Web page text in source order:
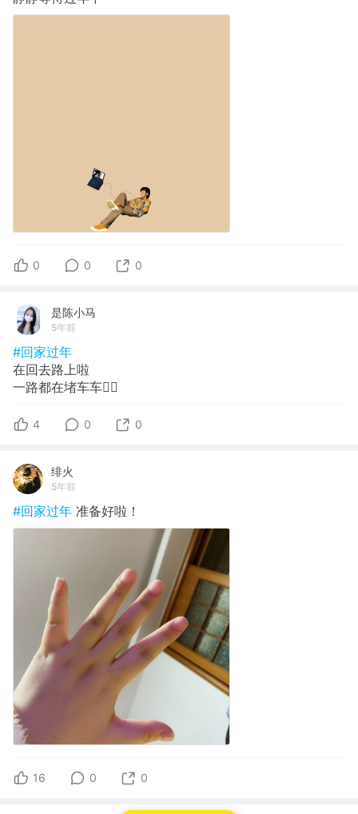
0 0 0
是陈小马
5年前
#回家过年
在回去路上啦
一路都在堵车车🤦‍♀️
4 0 0
绯火
5年前
#回家过年 准备好啦！
16 0 0